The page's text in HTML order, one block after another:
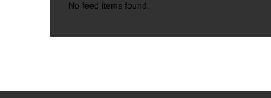
No feed items found.